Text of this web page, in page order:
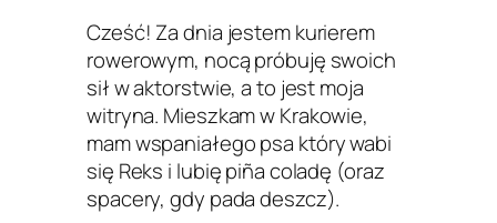
Cześć! Za dnia jestem kurierem
rowerowym, nocą próbuję swoich
sił w aktorstwie, a to jest moja
witryna. Mieszkam w Krakowie,
mam wspaniałego psa który wabi
się Reks i lubię piña coladę (oraz
spacery, gdy pada deszcz).